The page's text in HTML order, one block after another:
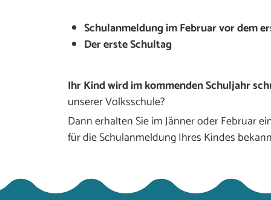
Schulanmeldung im Februar vor dem
Der erste Schultag
Ihr Kind wird im kommenden Schuljahr
unserer Volksschule?
Dann erhalten Sie im Jänner oder Februar
für die Schulanmeldung Ihres Kindes